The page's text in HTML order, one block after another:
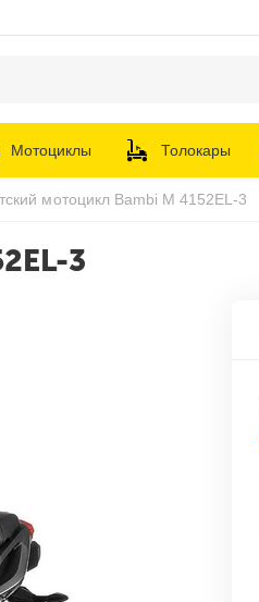
Мотоциклы Толокары
мотоцикл Bambi M 4152EL-3
3